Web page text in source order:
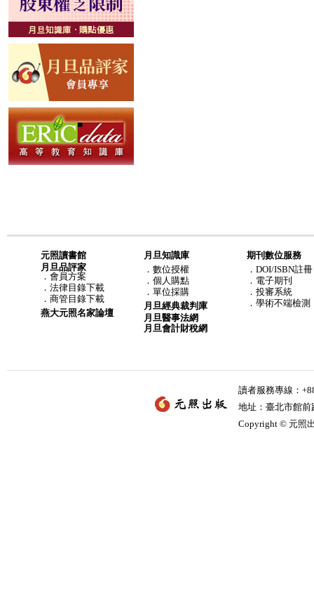
元照讀書館
月旦品評家
． 會員方案
． 法律目錄下載
． 商管目錄下載
燕大元照名家論壇
月旦知識庫
． 數位授權
． 個人購點
． 單位採購
月旦經典裁判庫
月旦醫事法網
月旦會計財稅網
期刊數位服務
．DOI/ISBN註冊
．電子期刊
．投審系統
．學術不端檢測
讀者服務專線：
地址：臺北市館
Copyright © 元照